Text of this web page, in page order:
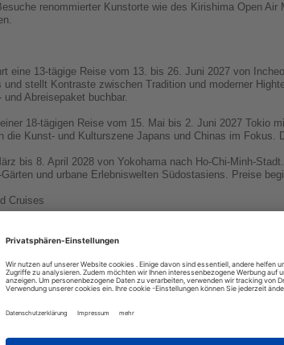
renommierter Kunstorte wie des Kirishima Open
eine 13-tägige Reise vom 13. bis 26. Juni 2027 von
stellt Kontraste zwischen Tradition und moderner
Abreisepaket buchbar.
18-tägigen Reise vom 15. Mai bis 2. Juni 2027 Tokio
die Kunst- und Kulturszene Japans und Chinas im Fokus.
bis 8. April 2028 von Yokohama nach Ho-Chi-Minh-
und urbane Erlebniswelten Südostasiens. Preise
Cruises
Nachrichten